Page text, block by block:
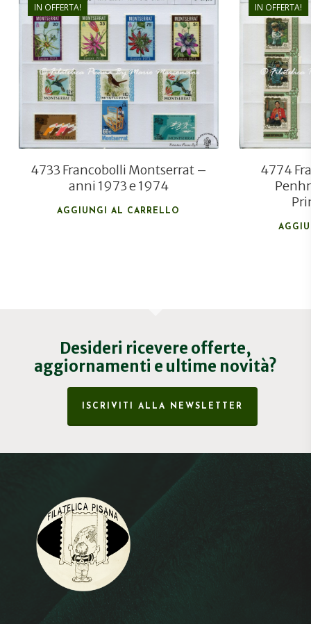
IN OFFERTA!
€37,00
€26,00
4733 Francobolli Montserrat –
anni 1973 e 1974
AGGIUNGI AL CARRELLO
IN OFFERTA!
4774
Desideri ricevere offerte,
aggiornamenti e ultime novità?
ISCRIVITI ALLA NEWSLETTER